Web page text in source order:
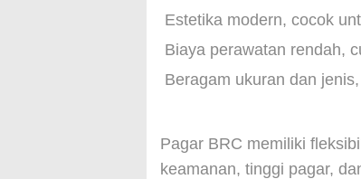
Estetika modern, cocok
Biaya perawatan rendah,
Beragam ukuran dan
Pagar BRC memiliki
keamanan, tinggi pagar,